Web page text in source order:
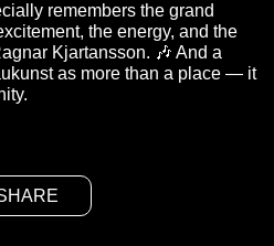
remembers the grand
the energy, and the
Kjartansson. 🎶 And a
as more than a place — it